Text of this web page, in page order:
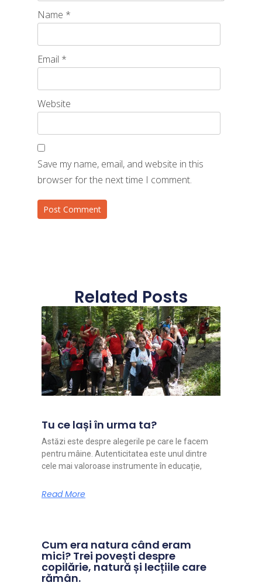
Name *
Email *
Website
Save my name, email, and website in this
browser for the next time I comment.
Related Posts
Tu ce lași în urma ta?
Astăzi este despre alegerile pe care le facem
pentru mâine. Autenticitatea este unul dintre
cele mai valoroase instrumente în educație,
Read More
Cum era natura când eram
mici? Trei povești despre
copilărie, natură și lecțiile care
rămân.